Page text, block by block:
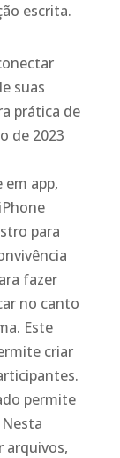
escrita.
suas
prática de
de 2023
em app,
para
fazer
no canto
Este
criar
permite
arquivos,